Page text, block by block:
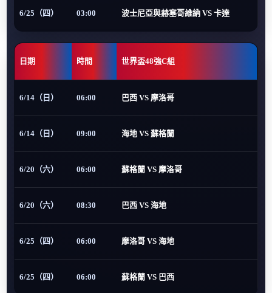
6/25（四） 03:00 波士尼亞與赫塞哥維納 VS 卡達
日期 時間 世界盃48強C組
6/14（日） 06:00 巴西 VS 摩洛哥
6/14（日） 09:00 海地 VS 蘇格蘭
6/20（六） 06:00 蘇格蘭 VS 摩洛哥
6/20（六） 08:30 巴西 VS 海地
6/25（四） 06:00 摩洛哥 VS 海地
6/25（四） 06:00 蘇格蘭 VS 巴西